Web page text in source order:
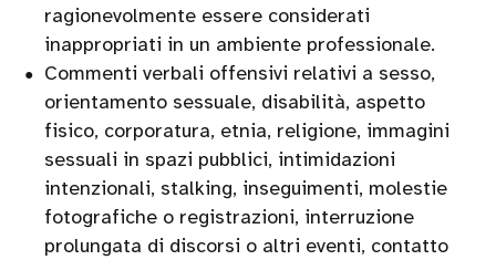
ragionevolmente essere considerati
inappropriati in un ambiente professionale.
Commenti verbali offensivi relativi a sesso,
orientamento sessuale, disabilità, aspetto
fisico, corporatura, etnia, religione, immagini
sessuali in spazi pubblici, intimidazioni
intenzionali, stalking, inseguimenti, molestie
fotografiche o registrazioni, interruzione
prolungata di discorsi o altri eventi, contatto